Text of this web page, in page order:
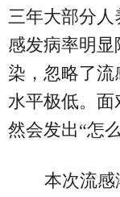
三年大部分
感发病率明
染，忽略了
水平极低。面
然会发出“怎
本次流感